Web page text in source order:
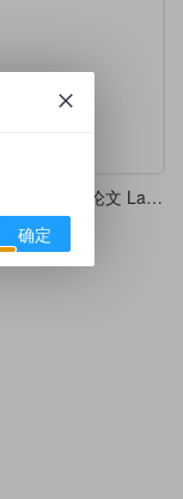
广东工业大学硕博学位论文 LaTeX 模板（预测试版）
确定